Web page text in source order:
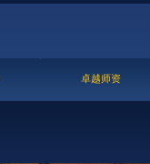
卓越师资